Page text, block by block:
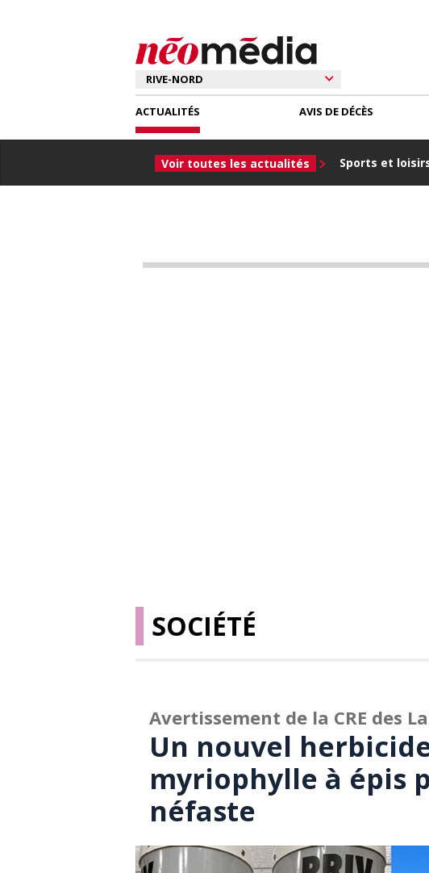
ACTUALITÉS
Voir toutes les actualités Sports et
AVIS DE DÉCÈS
SOCIÉTÉ
Avertissement de la CRE des
Un nouvel
myriophylle à épis
néfaste